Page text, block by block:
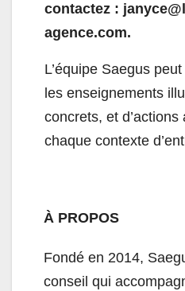
contactez :
agence.com.
L’équipe Saegus
les enseignements
concrets, et
chaque contexte
À PROPOS
Fondé en 2014,
conseil qui